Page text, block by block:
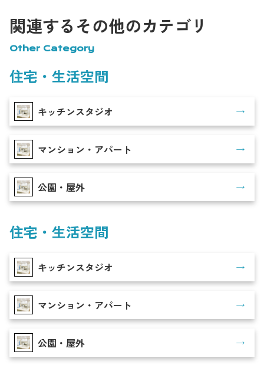
関連するその他のカテゴリ
Other Category
住宅・生活空間
キッチンスタジオ
マンション・アパート
公園・屋外
住宅・生活空間
キッチンスタジオ
マンション・アパート
公園・屋外